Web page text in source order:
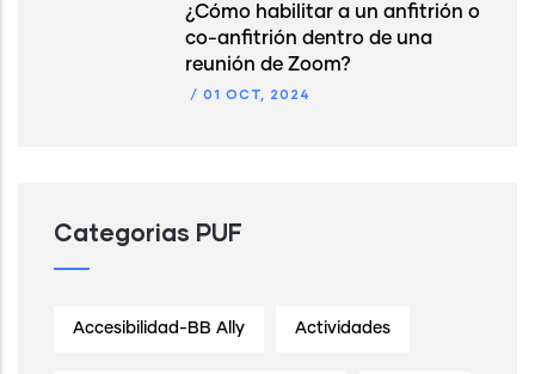
¿Cómo habilitar a un anfitrión o
co-anfitrión dentro de una
reunión de Zoom?
/ 01 OCT, 2024
Categorias PUF
Accesibilidad-BB Ally Actividades